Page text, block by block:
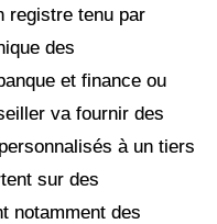
registre tenu par
des
et finance ou
va fournir des
à un tiers
sur des
notamment des